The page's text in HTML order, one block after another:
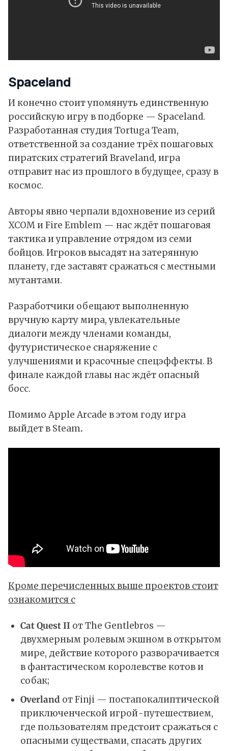
Spaceland
И конечно стоит упомянуть единственную
российскую игру в подборке — Spaceland.
Разработанная студия Tortuga Team,
ответственной за создание трёх пошаговых
пиратских стратегий Braveland, игра
отправит нас из прошлого в будущее, сразу в
космос.
Авторы явно черпали вдохновение из серий
XCOM и Fire Emblem — нас ждёт пошаговая
тактика и управление отрядом из семи
бойцов. Игроков высадят на затерянную
планету, где заставят сражаться с местными
мутантами.
Разработчики обещают выполненную
вручную карту мира, увлекательные
диалоги между членами команды,
футуристическое снаряжение с
улучшениями и красочные спецэффекты. В
финале каждой главы нас ждёт опасный
босс.
Помимо Apple Arcade в этом году игра
выйдет в Steam.
Кроме перечисленных выше проектов стоит
ознакомится с
Cat Quest IIот The Gentlebros —
двухмерным ролевым экшном в открытом
мире, действие которого разворачивается
в фантастическом королевстве котов и
собак;
Overland от Finji — постапокалиптической
приключенческой игрой-путешествием,
где пользователям предстоит сражаться с
опасными существами, спасать других